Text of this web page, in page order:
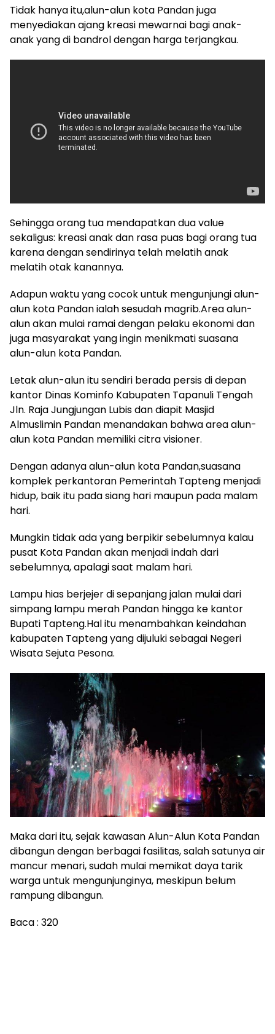
Tidak hanya itu,alun-alun kota Pandan juga
menyediakan ajang kreasi mewarnai bagi anak-
anak yang di bandrol dengan harga terjangkau.
Sehingga orang tua mendapatkan dua value
sekaligus: kreasi anak dan rasa puas bagi orang tua
karena dengan sendirinya telah melatih anak
melatih otak kanannya.
Adapun waktu yang cocok untuk mengunjungi alun-
alun kota Pandan ialah sesudah magrib.Area alun-
alun akan mulai ramai dengan pelaku ekonomi dan
juga masyarakat yang ingin menikmati suasana
alun-alun kota Pandan.
Letak alun-alun itu sendiri berada persis di depan
kantor Dinas Kominfo Kabupaten Tapanuli Tengah
Jln. Raja Jungjungan Lubis dan diapit Masjid
Almuslimin Pandan menandakan bahwa area alun-
alun kota Pandan memiliki citra visioner.
Dengan adanya alun-alun kota Pandan,suasana
komplek perkantoran Pemerintah Tapteng menjadi
hidup, baik itu pada siang hari maupun pada malam
hari.
Mungkin tidak ada yang berpikir sebelumnya kalau
pusat Kota Pandan akan menjadi indah dari
sebelumnya, apalagi saat malam hari.
Lampu hias berjejer di sepanjang jalan mulai dari
simpang lampu merah Pandan hingga ke kantor
Bupati Tapteng.Hal itu menambahkan keindahan
kabupaten Tapteng yang dijuluki sebagai Negeri
Wisata Sejuta Pesona.
Maka dari itu, sejak kawasan Alun-Alun Kota Pandan
dibangun dengan berbagai fasilitas, salah satunya air
mancur menari, sudah mulai memikat daya tarik
warga untuk mengunjunginya, meskipun belum
rampung dibangun.
Baca : 320